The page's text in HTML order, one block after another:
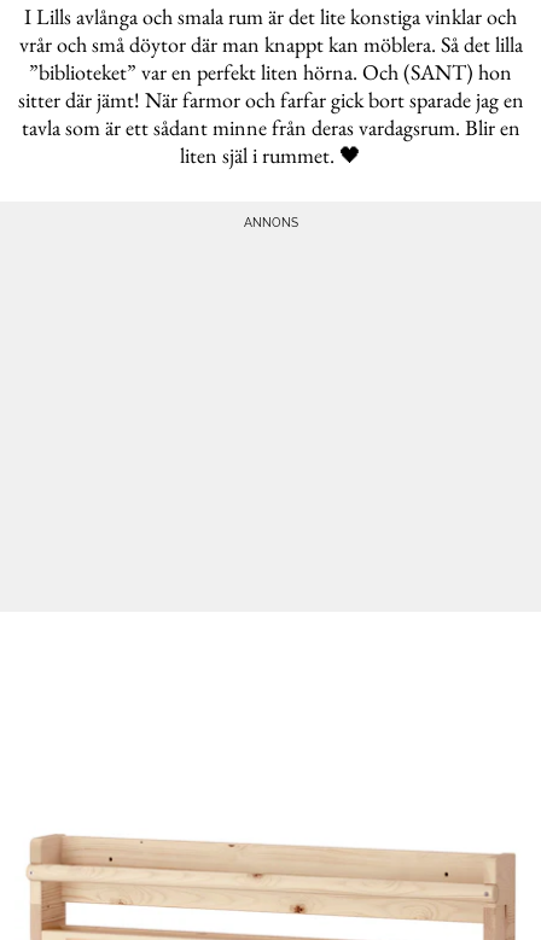
I Lills avlånga och smala rum är det lite konstiga vinklar och
vrår och små döytor där man knappt kan möblera. Så det lilla
”biblioteket” var en perfekt liten hörna. Och (SANT) hon
sitter där jämt! När farmor och farfar gick bort sparade jag en
tavla som är ett sådant minne från deras vardagsrum. Blir en
liten själ i rummet. 🖤